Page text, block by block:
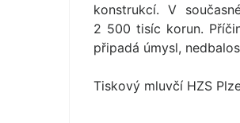
konstrukcí. V
2 500 tisíc korun.
připadá úmysl,
Tiskový mluvčí HZS